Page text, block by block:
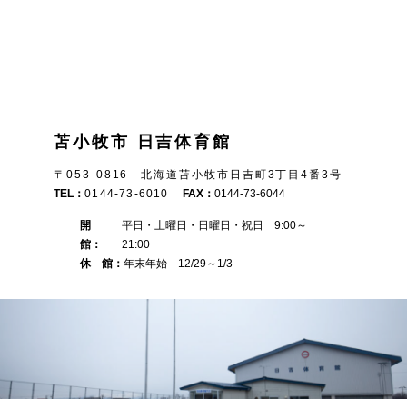
苫小牧市 日吉体育館
〒053-0816 北海道苫小牧市日吉町3丁目4番3号
TEL：0144-73-6010 FAX： 0144-73-6044
開
館：
平日・土曜日・日曜日・祝日 9:00～
21:00
休 館： 年末年始 12/29～1/3